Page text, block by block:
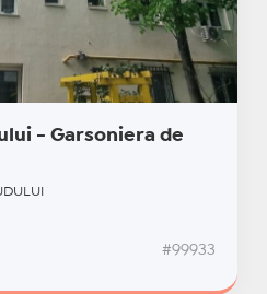
- Garsoniera de
#99933